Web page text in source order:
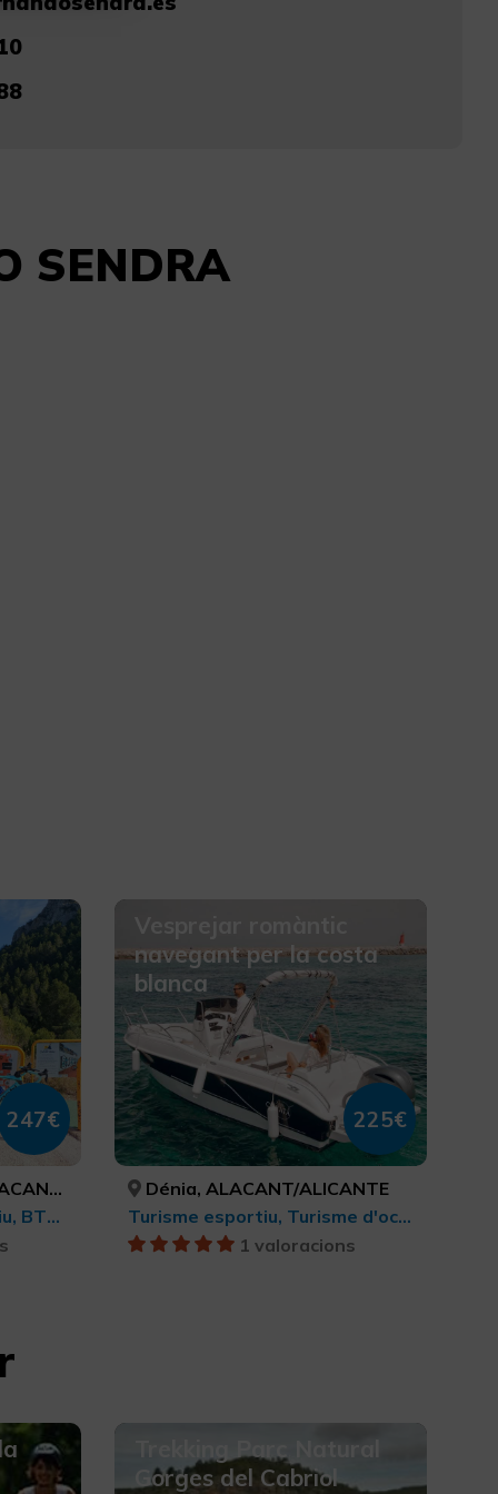
SENDRA
247€
LGBTQ+, Turisme esportiu, BTT, cicloturisme i ciclisme, Turisme rural i natural, Turisme rural, Turisme actiu-aventura
navegant per la costa
blanca
225€
Dénia, ALACANT/ALICANTE
Turisme esportiu, Turisme d'oci i diversió
1 valoracions
Trekking Parc Natural
Gorges del Cabriol